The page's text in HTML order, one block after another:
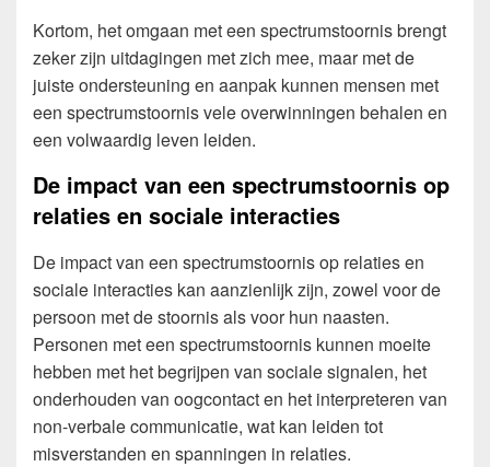
Kortom, het omgaan met een spectrumstoornis brengt
zeker zijn uitdagingen met zich mee, maar met de
juiste ondersteuning en aanpak kunnen mensen met
een spectrumstoornis vele overwinningen behalen en
een volwaardig leven leiden.
De impact van een spectrumstoornis op
relaties en sociale interacties
De impact van een spectrumstoornis op relaties en
sociale interacties kan aanzienlijk zijn, zowel voor de
persoon met de stoornis als voor hun naasten.
Personen met een spectrumstoornis kunnen moeite
hebben met het begrijpen van sociale signalen, het
onderhouden van oogcontact en het interpreteren van
non-verbale communicatie, wat kan leiden tot
misverstanden en spanningen in relaties.